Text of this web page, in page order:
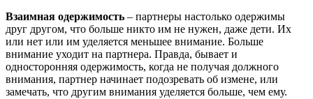
Взаимная одержимость – партнеры настолько одержимы
друг другом, что больше никто им не нужен, даже дети. Их
или нет или им уделяется меньшее внимание. Больше
внимание уходит на партнера. Правда, бывает и
односторонняя одержимость, когда не получая должного
внимания, партнер начинает подозревать об измене, или
замечать, что другим внимания уделяется больше, чем ему.